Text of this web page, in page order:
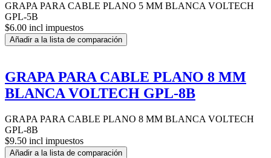
GRAPA PARA CABLE PLANO 5 MM BLANCA VOLTECH
GPL-5B
$6.00 incl impuestos
Añadir a la lista de comparación
GRAPA PARA CABLE PLANO 8 MM
BLANCA VOLTECH GPL-8B
GRAPA PARA CABLE PLANO 8 MM BLANCA VOLTECH
GPL-8B
$9.50 incl impuestos
Añadir a la lista de comparación